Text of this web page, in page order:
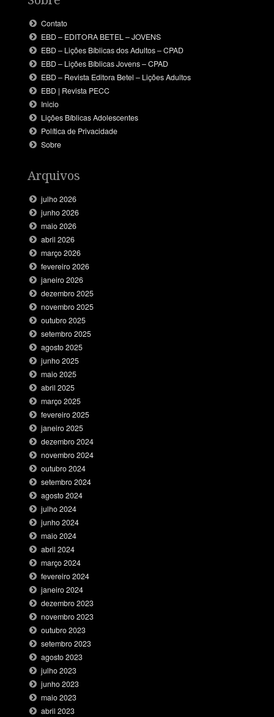
Contato
EBD – EDITORA BETEL – JOVENS
EBD – Lições Bíblicas dos Adultos – CPAD
EBD – Lições Bíblicas Jovens – CPAD
EBD – Revista Editora Betel – Lições Adultos
EBD | Revista PECC
Inicio
Lições Bíblicas Adolescentes
Política de Privacidade
Sobre
Arquivos
julho 2026
junho 2026
maio 2026
abril 2026
março 2026
fevereiro 2026
janeiro 2026
dezembro 2025
novembro 2025
outubro 2025
setembro 2025
agosto 2025
junho 2025
maio 2025
abril 2025
março 2025
fevereiro 2025
janeiro 2025
dezembro 2024
novembro 2024
outubro 2024
setembro 2024
agosto 2024
julho 2024
junho 2024
maio 2024
abril 2024
março 2024
fevereiro 2024
janeiro 2024
dezembro 2023
novembro 2023
outubro 2023
setembro 2023
agosto 2023
julho 2023
junho 2023
maio 2023
abril 2023